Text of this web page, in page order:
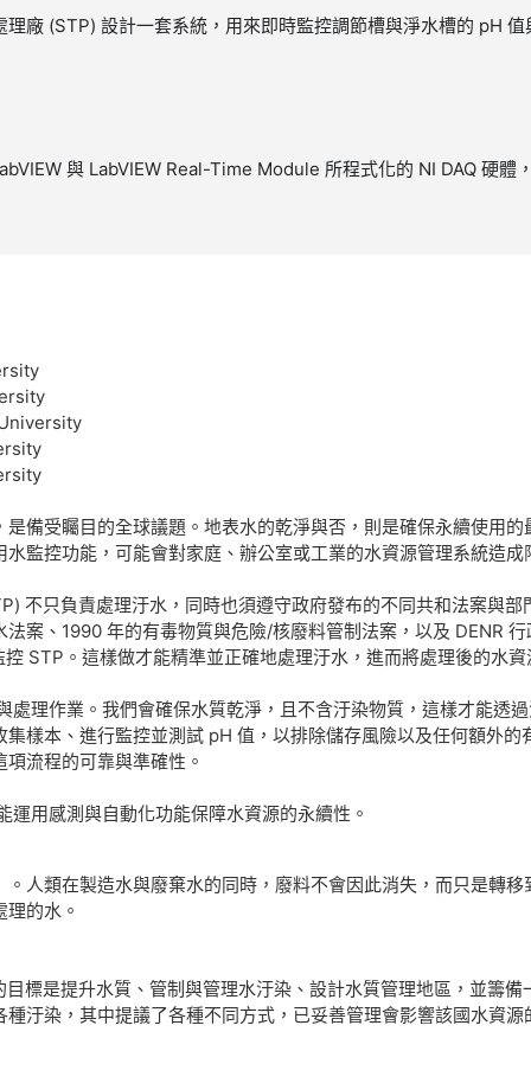
廠 (STP) 設計一套系統，用來即時監控調節槽與淨水槽的 pH
與 LabVIEW Real-Time Module 所程式化的 NI DAQ 硬體
備受矚目的全球議題。地表水的乾淨與否，則是確保永續使用
監控功能，可能會對家庭、辦公室或工業的水資源管理系統造成
不只負責處理汙水，同時也須遵守政府發布的不同共和法案與部
案、1990 年的有毒物質與危險/核廢料管制法案，以及 DENR
STP。這樣做才能精準並正確地處理汙水，進而將處理後的水
處理作業。我們會確保水質乾淨，且不含汙染物質，這樣才能透
樣本、進行監控並測試 pH 值，以排除儲存風險以及任何額外
流程的可靠與準確性。
用感測與自動化功能保障水資源的永續性。
人類在製造水與廢棄水的同時，廢料不會因此消失，而只是轉
的水。
標是提升水質、管制與管理水汙染、設計水質管理地區，並籌
汙染，其中提議了各種不同方式，已妥善管理會影響該國水資源